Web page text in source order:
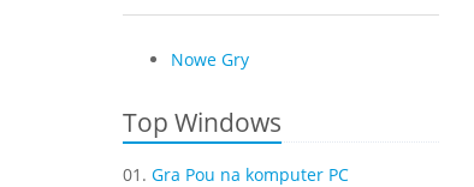
Nowe Gry
Top Windows
01. Gra Pou na komputer PC